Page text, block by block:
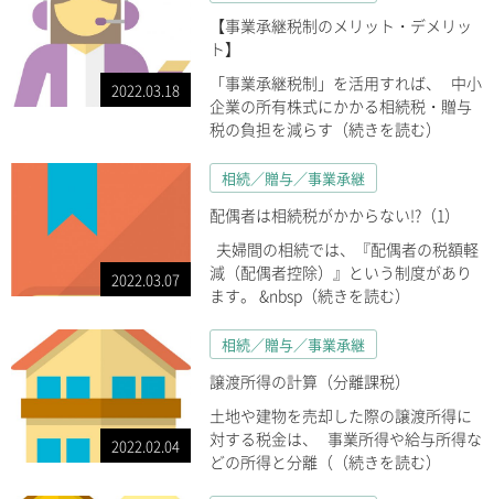
2022.03.18
【事業承継税制のメリット・デメリッ
ト】
「事業承継税制」を活用すれば、 中小
企業の所有株式にかかる相続税・贈与
税の負担を減らす（続きを読む）
2022.03.07
相続／贈与／事業承継
配偶者は相続税がかからない!?（1）
夫婦間の相続では、『配偶者の税額軽
減（配偶者控除）』という制度があり
ます。 &nbsp（続きを読む）
2022.02.04
相続／贈与／事業承継
譲渡所得の計算（分離課税）
土地や建物を売却した際の譲渡所得に
対する税金は、 事業所得や給与所得な
どの所得と分離（（続きを読む）